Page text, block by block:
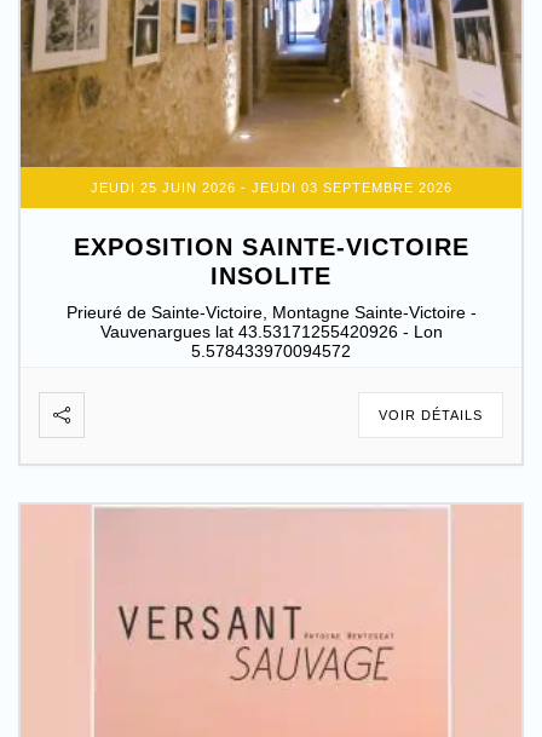
JEUDI 25 JUIN 2026 - JEUDI 03 SEPTEMBRE 2026
EXPOSITION SAINTE-VICTOIRE
INSOLITE
Prieuré de Sainte-Victoire, Montagne Sainte-Victoire -
Vauvenargues lat 43.53171255420926 - Lon
5.578433970094572
VOIR DÉTAILS